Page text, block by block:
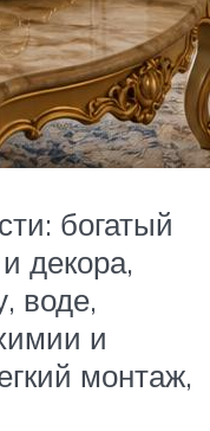
богатый
декора,
воде,
и
монтаж,